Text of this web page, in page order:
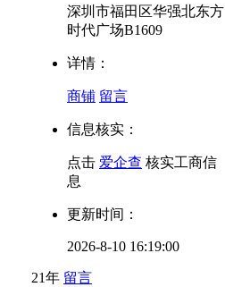
深圳市福田区华强北东方
时代广场B1609
详情：
商铺 留言
信息核实：
点击 爱企查 核实工商信
息
更新时间：
2026-8-10 16:19:00
21年 留言